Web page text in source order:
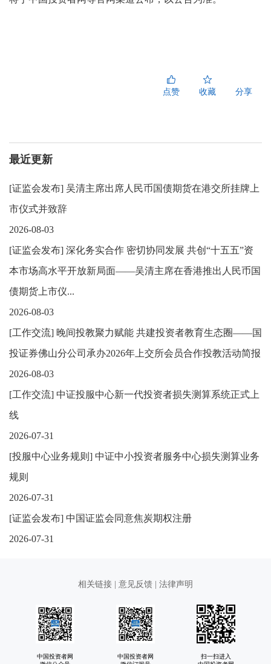
点赞 收藏 分享
最近更新
[证监会发布] 吴清主席出席人民币国债期货在港交所挂牌上
市仪式并致辞
2026-08-03
[证监会发布] 深化务实合作 密切协同发展 共创“十五五”资
本市场高水平开放新局面——吴清主席在香港推出人民币国
债期货上市仪...
2026-08-03
[工作交流] 晚间投教聚力赋能 共建投资者教育生态圈——国
投证券佛山分公司承办2026年上交所会员合作投教活动简报
2026-08-03
[工作交流] 中证投服中心新一代投资者损失测算系统正式上
线
2026-07-31
[投服中心业务规则 ] 中证中小投资者服务中心损失测算业务
规则
2026-07-31
[证监会发布] 中国证监会同意焦炭期权注册
2026-07-31
相关链接 意见反馈 法律声明
中国投资者网
中国投资者网
扫一扫进入